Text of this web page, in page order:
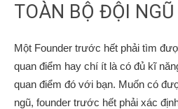
TOÀN BỘ ĐỘI NGŨ
Một Founder trước hết phải tìm
quan điểm hay chí ít là có đủ kĩ
quan điểm đó với bạn. Muốn có
ngũ, founder trước hết phải xác